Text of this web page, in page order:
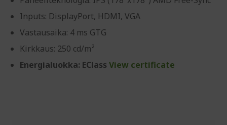
Inputs: DisplayPort, HDMI, VGA
Vastausaika: 4 ms GTG
Kirkkaus: 250 cd/m²
Energialuokka: EClass View certificate